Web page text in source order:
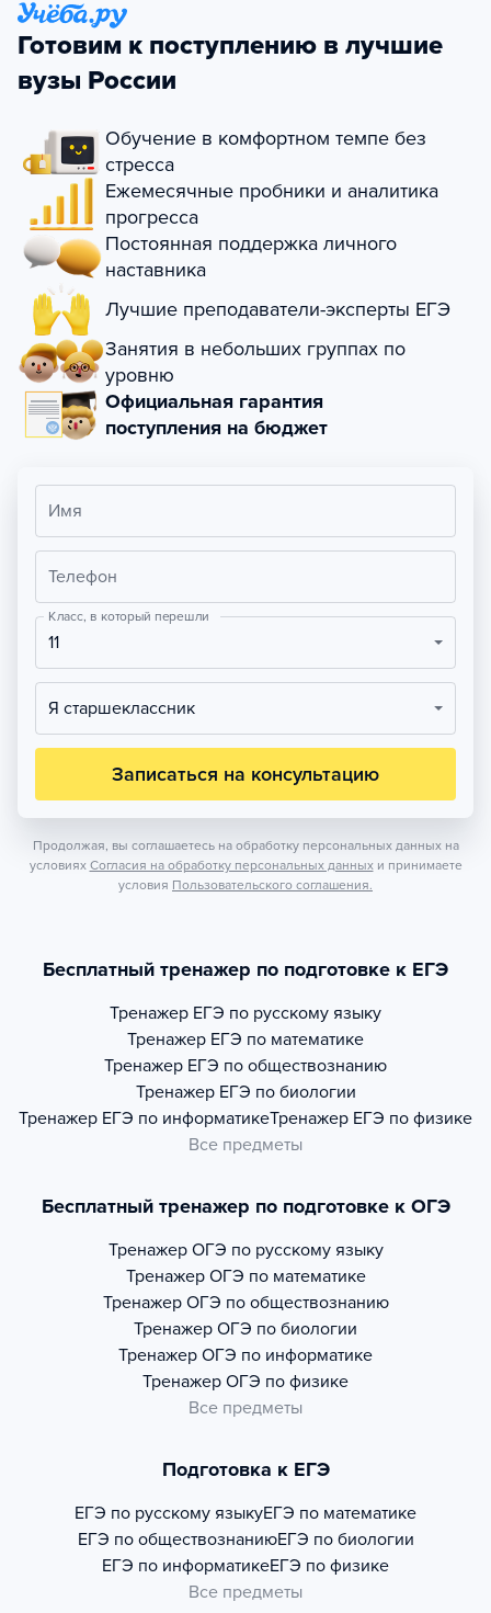
Готовим к поступлению в лучшие
вузы России
Обучение в комфортном темпе без
стресса
Ежемесячные пробники и аналитика
прогресса
Постоянная поддержка личного
наставника
Лучшие преподаватели-эксперты ЕГЭ
Занятия в небольших группах по
уровню
Официальная гарантия
поступления на бюджет
Имя
Телефон
Класс, в который перешли
11
Я старшеклассник
Записаться на консультацию
Продолжая, вы соглашаетесь на обработку персональных данных на
условиях Согласия на обработку персональных данных и принимаете
условия Пользовательского соглашения.
Бесплатный тренажер по подготовке к ЕГЭ
Тренажер ЕГЭ по русскому языку
Тренажер ЕГЭ по математике
Тренажер ЕГЭ по обществознанию
Тренажер ЕГЭ по биологии
Тренажер ЕГЭ по информатикеТренажер ЕГЭ по физике
Все предметы
Бесплатный тренажер по подготовке к ОГЭ
Тренажер ОГЭ по русскому языку
Тренажер ОГЭ по математике
Тренажер ОГЭ по обществознанию
Тренажер ОГЭ по биологии
Тренажер ОГЭ по информатике
Тренажер ОГЭ по физике
Все предметы
Подготовка к ЕГЭ
ЕГЭ по русскому языкуЕГЭ по математике
ЕГЭ по обществознаниюЕГЭ по биологии
ЕГЭ по информатикеЕГЭ по физике
Все предметы